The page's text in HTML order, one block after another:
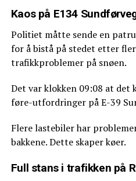
Kaos på E134
Politiet måtte sende en
for å bistå på stedet etter
trafikkproblemer på snøen.
Det var klokken 09:08 at det
føre-utfordringer på E-39
Flere lastebiler har
bakkene. Dette skaper køer.
Full stans i trafikken på